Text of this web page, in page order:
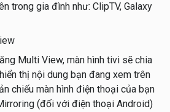
trong gia đình như: ClipTV, Galaxy
Multi View, màn hình tivi sẽ chia
thị nội dung bạn đang xem trên
chiếu màn hình điện thoại của bạn
(đối với điện thoại Android)